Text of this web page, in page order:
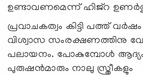
ഉണ്ടാവണമെന്ന് ഹിജ്‌റ
പ്രവാചകത്വം കിട്ടി പത്ത്
വിശ്വാസ സംരക്ഷണത്തിനു
പലായനം. പോകുമ്പോള്‍
പുരുഷന്‍മാരും നാലു സ്ത്രീകളും